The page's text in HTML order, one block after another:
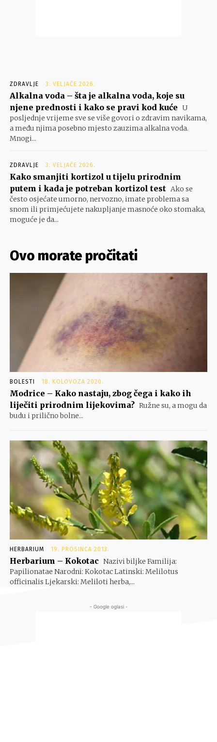
ZDRAVLJE 3. VELJAČE 2026.
Alkalna voda – šta je alkalna voda, koje su
njene prednosti i kako se pravi kod kuće U
posljednje vrijeme sve se više govori o zdravim navikama,
a među njima posebno mjesto zauzima alkalna voda.
Mnogi...
ZDRAVLJE 3. VELJAČE 2026.
Kako smanjiti kortizol u tijelu prirodnim
putem i kada je potreban kortizol test Ako se
često osjećate umorno, nervozno, imate problema sa
snom ili primjećujete nakupljanje masnoće oko stomaka,
moguće je da...
Ovo morate pročitati
BOLESTI 18. KOLOVOZA 2020.
Modrice – Kako nastaju, zbog čega i kako ih
liječiti prirodnim lijekovima? Ružne su, a mogu da
budu i prilično bolne...
HERBARIUM 19. PROSINCA 2013.
Herbarium – Kokotac Nazivi biljke Familija:
Papilionatae Narodni: Kokotac Latinski: Melilotus
officinalis Ljekarski: Meliloti herba,...
- Google oglasi -